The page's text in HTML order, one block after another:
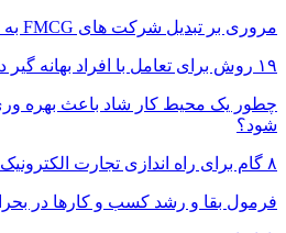
مروری بر تبدیل شرکت های FMCG به سازمان یادگیرنده چابک
۱۹ روش‌ برای تعامل با افراد بهانه گیر در محیط کار
چطور یک محیط کار شاد باعث بهره
شود؟
۸ گام برای راه اندازی تجارت الکترونیک در همین هفته
فرمول بقا و رشد کسب و کارها در بحران؛ ۱۰ کاری که